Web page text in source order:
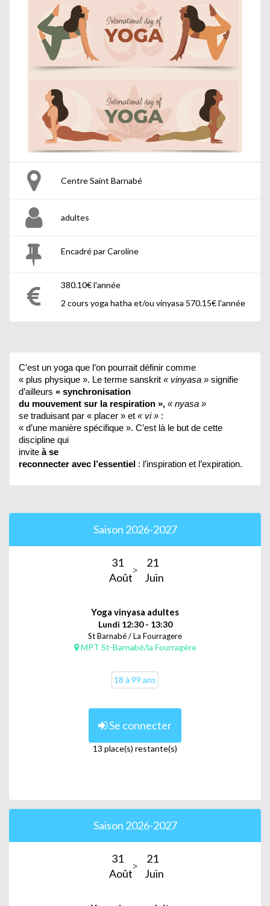
Centre Saint Barnabé
adultes
Encadré par Caroline
380.10€ l'année
2 cours yoga hatha et/ou vinyasa 570.15€ l'année
C’est un yoga que l’on pourrait définir comme
« plus physique ». Le terme sanskrit « vinyasa » signifie
d’ailleurs « synchronisation
du mouvement sur la respiration », « nyasa »
se traduisant par « placer » et « vi » :
« d’une manière spécifique ». C’est là le but de cette
discipline qui
invite à se
reconnecter avec l’essentiel : l’inspiration et l’expiration.
Saison 2026-2027
31
Août
21
Juin
Yoga vinyasa adultes
Lundi 12:30 - 13:30
St Barnabé / La Fourragere
MPT St-Barnabé/la Fourragère
18 à 99 ans
Se connecter
13 place(s) restante(s)
Saison 2026-2027
31
Août
21
Juin